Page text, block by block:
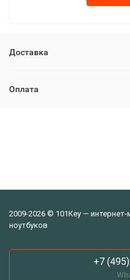
Доставка
Оплата
2009-2026 © 101Key —
ноутбуков
+7